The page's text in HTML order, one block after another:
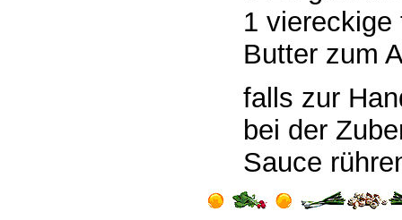
1 viereckige
Butter zum
falls zur
bei der
Sauce